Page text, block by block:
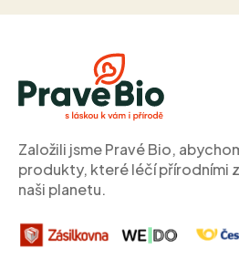
Založili jsme Pravé Bio,
produkty, které léčí přírodními
naši planetu.